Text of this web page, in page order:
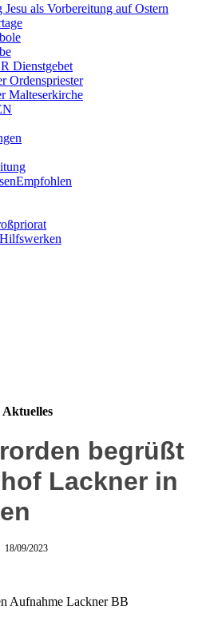
als Vorbereitung auf Ostern
Dienstgebet
Ordenspriester
Malteserkirche
Aktuelles
begrüßt
Lackner in
18/09/2023